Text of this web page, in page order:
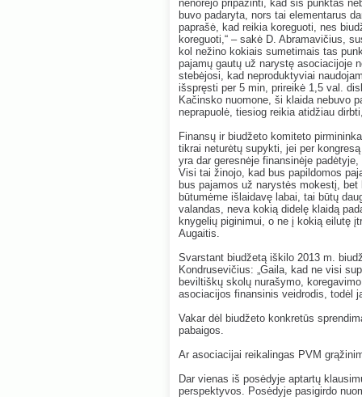
nenorėjo pripažinti, kad šis punktas
buvo padaryta, nors tai elementarus
paprašė, kad reikia koreguoti, nes
koreguoti,“ – sakė D. Abramavičius,
kol nežino kokiais sumetimais tas
pajamų gautų už narystę asociacijoje
stebėjosi, kad neproduktyviai
išspręsti per 5 min, prireikė 1,5 val.
Kačinsko nuomone, ši klaida nebuvo
neprapuolė, tiesiog reikia atidžiau
Finansų ir biudžeto komiteto
tikrai neturėtų supykti, jei per
yra dar geresnėje finansinėje
Visi tai žinojo, kad bus papildomos
bus pajamos už narystės mokestį,
būtumėme išlaidavę labai, tai būtų
valandas, neva kokią didelę klaidą
knygelių piginimui, o ne į kokią eilutę
Augaitis.
Svarstant biudžetą iškilo 2013 m.
Kondrusevičius: „Gaila, kad ne visi
beviltiškų skolų nurašymo,
asociacijos finansinis veidrodis, todėl
Vakar dėl biudžeto konkretūs
pabaigos.
Ar asociacijai reikalingas PVM
Dar vienas iš posėdyje aptartų
perspektyvos. Posėdyje pasigirdo